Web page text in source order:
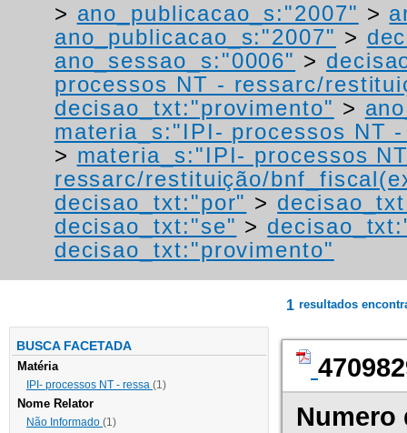
> ano_publicacao_s:"2007" >
ano_publicacao_s:"2007" >
ano_sessao_s:"0006" >
processos NT - ressarc/
decisao_txt:"provimento" >
materia_s:"IPI- processos NT
> materia_s:"IPI- processos
ressarc/restituição/
decisao_txt:"por" >
decisao_txt:"se" >
decisao_txt:"provimento"
BUSCA FACETADA
Matéria
IPI- processos NT - ressa (1)
Nome Relator
Não Informado (1)
1 resultados
Numero